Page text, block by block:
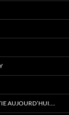
AUJOURD’HUI….